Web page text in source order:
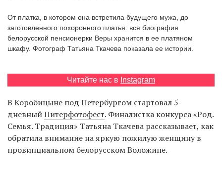
EN
UA
От платка, в котором она встретила будущего мужа, до
заготовленного похоронного платья: вся биография
белорусской пенсионерки Веры хранится в ее платяном
шкафу. Фотограф Татьяна Ткачева показала ее истории.
Читайте нас в Instagram
В Коробицыне под Петербургом стартовал 5-
дневныйПитерфотофест. Финалистка конкурса «Род.
Семья. Традиция» Татьяна Ткачева рассказывает, как
обратила внимание на яркую пожилую женщину в
провинциальном белорусском Воложине.